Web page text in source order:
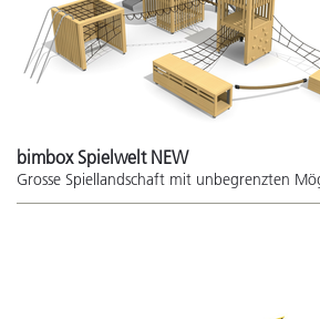
bimbox Spielwelt NEW
Grosse Spiellandschaft mit unbegrenzten